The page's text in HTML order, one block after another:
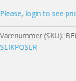
Please, login to see
Varenummer (SKU):
SLIKPOSER